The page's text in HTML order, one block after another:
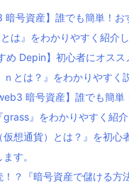
暗号資産】誰でも簡単！お
は』をわかりやすく紹介し
め Depin】初心者にオスス
とは？』をわかりやすく
暗号資産】誰でも簡単
』をわかりやすく紹介
仮想通貨）とは？』を初心
す。
！？『暗号資産で儲ける方